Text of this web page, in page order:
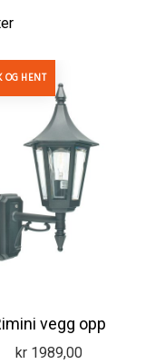
OG HENT
vegg opp
kr 1989,00